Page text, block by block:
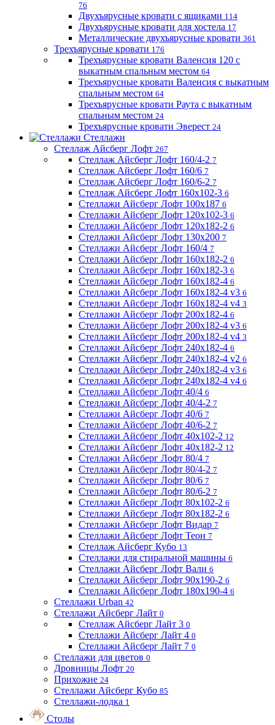
76
Двухъярусные кровати с ящиками 114
Двухъярусные кровати для хостела 17
Металлические двухъярусные кровати 361
Трехъярусные кровати 176
Трехъярусные кровати Валенсия 120 с
выкатным спальным местом 64
Трехъярусные кровати Валенсия с выкатным
спальным местом 64
Трехъярусные кровати Раута с выкатным
спальным местом 24
Трехъярусные кровати Эверест 24
Стеллажи
Стеллаж Айсберг Лофт 267
Стеллаж Айсберг Лофт 160/4-2 7
Стеллаж Айсберг Лофт 160/6 7
Стеллаж Айсберг Лофт 160/6-2 7
Стеллаж Айсберг Лофт 160х102-3 6
Стеллажи Айсберг Лофт 100х187 6
Стеллажи Айсберг Лофт 120х102-3 6
Стеллажи Айсберг Лофт 120х182-2 6
Стеллажи Айсберг Лофт 130х200 7
Стеллажи Айсберг Лофт 160/4 7
Стеллажи Айсберг Лофт 160х182-2 6
Стеллажи Айсберг Лофт 160х182-3 6
Стеллажи Айсберг Лофт 160х182-4 6
Стеллажи Айсберг Лофт 160х182-4 v3 6
Стеллажи Айсберг Лофт 160х182-4 v4 3
Стеллажи Айсберг Лофт 200х182-4 6
Стеллажи Айсберг Лофт 200х182-4 v3 6
Стеллажи Айсберг Лофт 200х182-4 v4 3
Стеллажи Айсберг Лофт 240х182-4 6
Стеллажи Айсберг Лофт 240х182-4 v2 6
Стеллажи Айсберг Лофт 240х182-4 v3 6
Стеллажи Айсберг Лофт 240х182-4 v4 6
Стеллажи Айсберг Лофт 40/4 6
Стеллажи Айсберг Лофт 40/4-2 7
Стеллажи Айсберг Лофт 40/6 7
Стеллажи Айсберг Лофт 40/6-2 7
Стеллажи Айсберг Лофт 40х102-2 12
Стеллажи Айсберг Лофт 40х182-2 12
Стеллажи Айсберг Лофт 80/4 7
Стеллажи Айсберг Лофт 80/4-2 7
Стеллажи Айсберг Лофт 80/6 7
Стеллажи Айсберг Лофт 80/6-2 7
Стеллажи Айсберг Лофт 80х102-2 6
Стеллажи Айсберг Лофт 80х182-2 6
Стеллажи Айсберг Лофт Видар 7
Стеллажи Айсберг Лофт Теон 7
Стеллаж Айсберг Кубо 13
Стеллажи для стиральной машины 6
Стеллажи Айсберг Лофт Вали 6
Стеллажи Айсберг Лофт 90х190-2 6
Стеллажи Айсберг Лофт 180х190-4 6
Стеллажи Urban 42
Стеллажи Айсберг Лайт 0
Стеллаж Айсберг Лайт 3 0
Стеллажи Айсберг Лайт 4 0
Стеллажи Айсберг Лайт 7 0
Стеллажи для цветов 0
Дровницы Лофт 20
Прихожие 24
Стеллажи Айсберг Кубо 85
Стеллажи-лодка 1
Столы